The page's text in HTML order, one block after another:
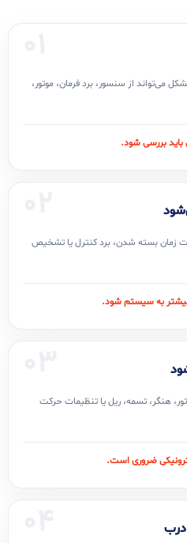
می‌تواند از سنسور، برد فرمان، موتور،
بررسی شود.
زمان بسته شدن، برد کنترل یا تشخیص
به سیستم شود.
هنگر، تسمه، ریل یا تنظیمات حرکت
ضروری است.